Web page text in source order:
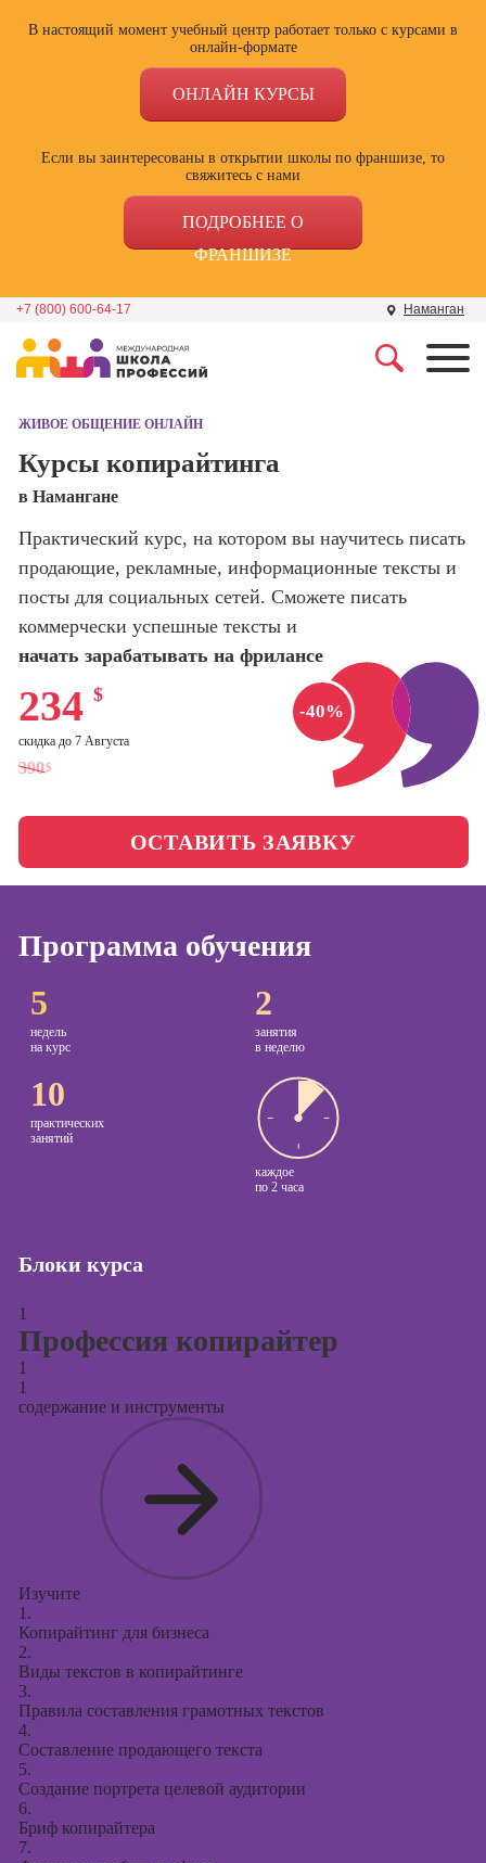
В настоящий момент учебный центр работает только с курсами в
онлайн-формате
ОНЛАЙН КУРСЫ
Если вы заинтересованы в открытии школы по франшизе, то
свяжитесь с нами
ПОДРОБНЕЕ О
ФРАНШИЗЕ
+7 (800) 600-64-17 Наманган
Школа дизайна
Школа актерского
мастерства
Школа бизнеса и
управления
Фотошкола
Школа рисования
Онлайн-обучение
продвижение
сайтов)
Профессия
Профессия
Менеджер по
маркетингу в
социальных
сетях (SMM-
менеджер)
Профессия
ЖИВОЕ ОБЩЕНИЕ ОНЛАЙН
Курсы копирайтинга
в Намангане
Практический курс, на котором вы научитесь писать
продающие, рекламные, информационные тексты и
посты для социальных сетей. Сможете писать
коммерчески успешные тексты и
начать зарабатывать на фрилансе
-40%
390$
234 $
скидка до 7 Августа
ОСТАВИТЬ ЗАЯВКУ
Программа обучения
5
недель
на курс
2
занятия
в неделю
10
практических
занятий
каждое
по 2 часа
Блоки курса
1
Профессия копирайтер
1
1
содержание и инструменты
Изучите
1.
Копирайтинг для бизнеса
2.
Виды текстов в копирайтинге
3.
Правила составления грамотных текстов
4.
Составление продающего текста
5.
Создание портрета целевой аудитории
6.
Бриф копирайтера
7.